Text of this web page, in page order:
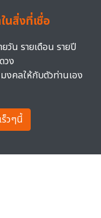
นสิ่งที่เชื่อ
วัน รายเดือน รายปี
วง
งคลให้กับตัวท่านเอง
วๆนี้